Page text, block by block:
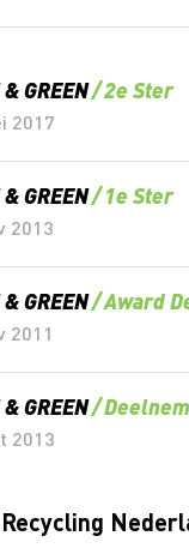
GREEN 2e Ster
2017
GREEN 1e Ster
2013
GREEN Award
2011
GREEN
2013